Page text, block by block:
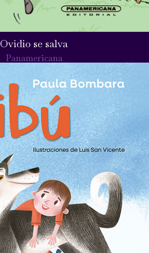
Ovidio se salva
Panamericana